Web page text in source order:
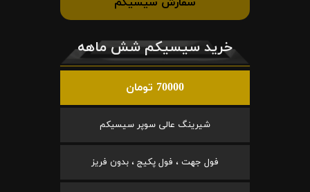
خرید سیسیکم شش ماهه
70000 تومان
شیرینگ عالی سوپر سیسیکم
فول جهت ، فول پکیج ، بدون فریز